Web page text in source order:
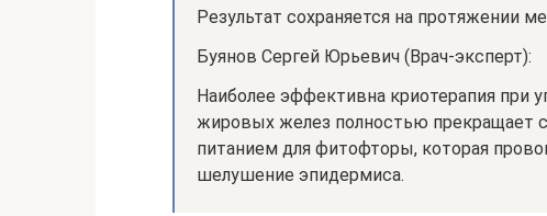
Результат сохраняется на протяжении
Буянов Сергей Юрьевич (Врач-эксперт):
Наиболее эффективна криотерапия при
жировых желез полностью прекращает
питанием для фитофторы, которая
шелушение эпидермиса.